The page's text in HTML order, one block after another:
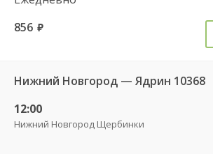
856 руб.
Нижний Новгород — Ядрин 10368
12:00
Нижний Новгород Щербинки